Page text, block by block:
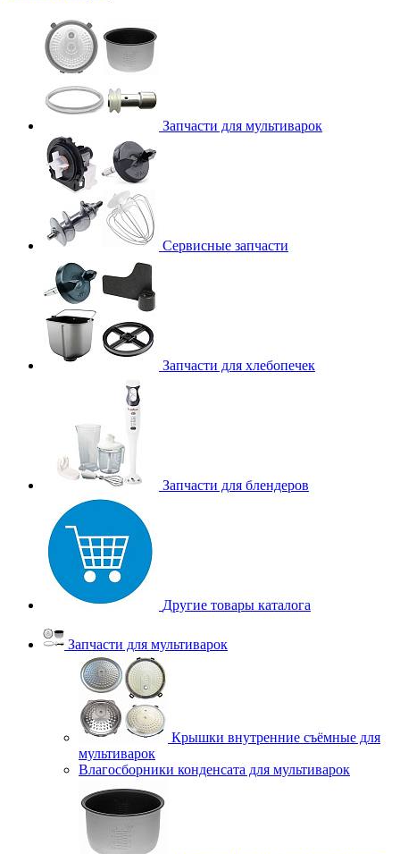
Запчасти для мультиварок
Сервисные запчасти
Запчасти для хлебопечек
Запчасти для блендеров
Другие товары каталога
Запчасти для мультиварок
Крышки внутренние съёмные для
мультиварок
Влагосборники конденсата для мультиварок